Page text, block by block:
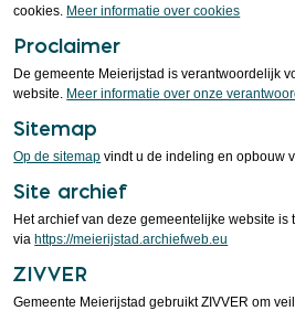
cookies. Meer informatie over cookies
Proclaimer
De gemeente Meierijstad is verantwoordelijk
website. Meer informatie over onze
Sitemap
Op de sitemap vindt u de indeling en opbouw
Site archief
Het archief van deze gemeentelijke website is
via https://meierijstad.archiefweb.eu
ZIVVER
Gemeente Meierijstad gebruikt ZIVVER om